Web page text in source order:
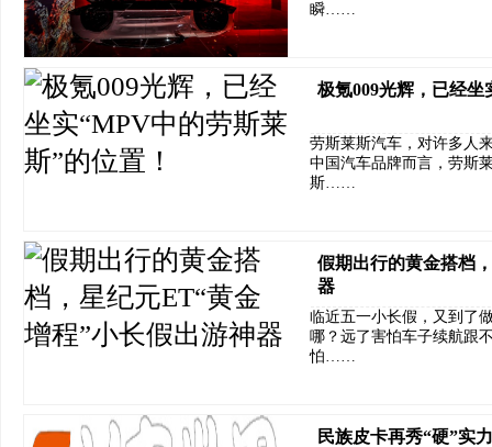
瞬……
极氪009光辉，已经
劳斯莱斯汽车，对许多人
中国汽车品牌而言，劳斯
斯……
假期出行的黄金搭档
器
临近五一小长假，又到了
哪？远了害怕车子续航跟
怕……
民族皮卡再秀“硬”实